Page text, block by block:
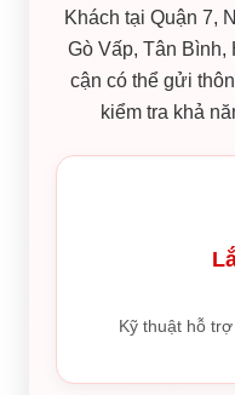
Khách tại Quận 7,
Gò Vấp, Tân Bình,
cận có thể gửi
kiểm tra khả
Kỹ thuật hỗ